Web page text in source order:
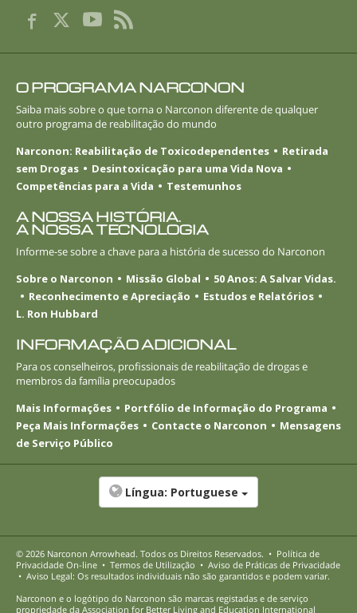
O PROGRAMA NARCONON
Saiba mais sobre o que torna o Narconon diferente de qualquer
outro programa de reabilitação do mundo
Narconon: Reabilitação de Toxicodependentes
Retirada
sem Drogas
Desintoxicação para uma Vida Nova
Competências para a Vida
Testemunhos
A NOSSA HISTÓRIA.
A NOSSA TECNOLOGIA
Informe-sesobre a chave para a história de sucesso do Narconon
Sobre o Narconon
Missão Global
50 Anos: A Salvar Vidas.
Reconhecimento e Apreciação
Estudos e Relatórios
L. Ron Hubbard
INFORMAÇÃO ADICIONAL
Para os conselheiros, profissionais de reabilitação de drogas e
membros da família preocupados
Mais Informações
Portfólio de Informação do Programa
Peça Mais Informações
Contacte o Narconon
Mensagens
de Serviço Público
Língua: Portuguese
© 2026 Narconon Arrowhead. Todos os Direitos Reservados. • Política de
Privacidade On-line • Termos de Utilização • Aviso de Práticas de Privacidade
• Aviso Legal: Os resultados individuais não são garantidos e podem variar.
Narconon e o logótipo do Narconon são marcas registadas e de serviço
propriedade da Association for Better Living and Education International